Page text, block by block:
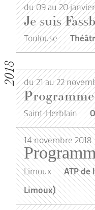
du 09 au 20
Je suis
Toulouse
2018 du 21 au 22
Programme
Saint-Herblain
14novembre2018
Limoux
ATP de
Limoux)